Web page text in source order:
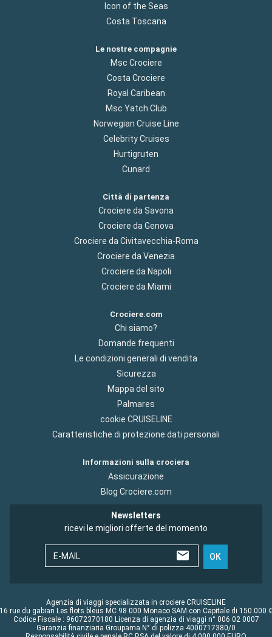
Icon of the Seas
Costa Toscana
Le nostre compagnie
Msc Crociere
Costa Crociere
Royal Caribean
Msc Yatch Club
Norwegian Cruise Line
Celebrity Cruises
Hurtigruten
Cunard
Città di partenza
Crociere da Savona
Crociere da Genova
Crociere da Civitavecchia-Roma
Crociere da Venezia
Crociere da Napoli
Crociere da Miami
Crociere.com
Chi siamo?
Domande frequenti
Le condizioni generali di vendita
Sicurezza
Mappa del sito
Palmares
cookie CRUISELINE
Caratteristiche di protezione dati personali
Informazioni sulla crociera
Assicurazione
Blog Crociere.com
Newsletters
ricevi le migliori offerte del momento
E-MAIL OK
Agenzia di viaggi specializzata in crociere CRUISELINE
16 rue du gabian Les flots bleus MC 98 000 Monaco SAM con Capitale di 150 000 €
Codice Fiscale : 96072370180 Licenza di agenzia di viaggi n° 006 02 0007
Garanzia finanziaria Groupama N° di polizza 4000717380/0